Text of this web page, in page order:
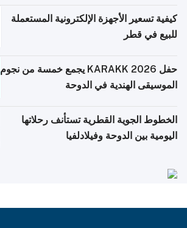
كيفية تسعير الأجهزة الإلكترونية المستعملة
للبيع في قطر
حفل KARAKK 2026 يجمع خمسة من نجوم
الموسيقى الهندية في الدوحة
الخطوط الجوية القطرية تستأنف رحلاتها
اليومية بين الدوحة وفيلادلفيا